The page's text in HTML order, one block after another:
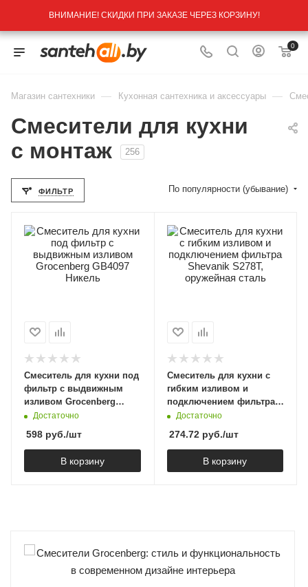
ВНИМАНИЕ! СКИДКИ ПРИ ЗАКАЗЕ ЧЕРЕЗ КОРЗИНУ!
0
Магазин сантехники — Кухонная сантехника и аксессуары —
Смесители для кухни
c монтаж
256
ФИЛЬТР По популярности (убывание)
Смеситель для кухни под
фильтр с выдвижным
изливом Grocenberg
GB4097 Никель
Достаточно
598 руб./шт
В корзину
Смеситель для кухни с
гибким изливом и
подключением фильтра
Shevanik S278T,
Достаточно
274.72руб./шт
В корзину